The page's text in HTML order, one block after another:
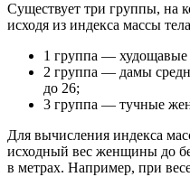
Существует три группы, на
исходя из индекса массы
1 группа —
2 группа — дамы
до 26;
3 группа — тучные
Для вычисления индекса
исходный вес женщины до
в метрах. Например, при